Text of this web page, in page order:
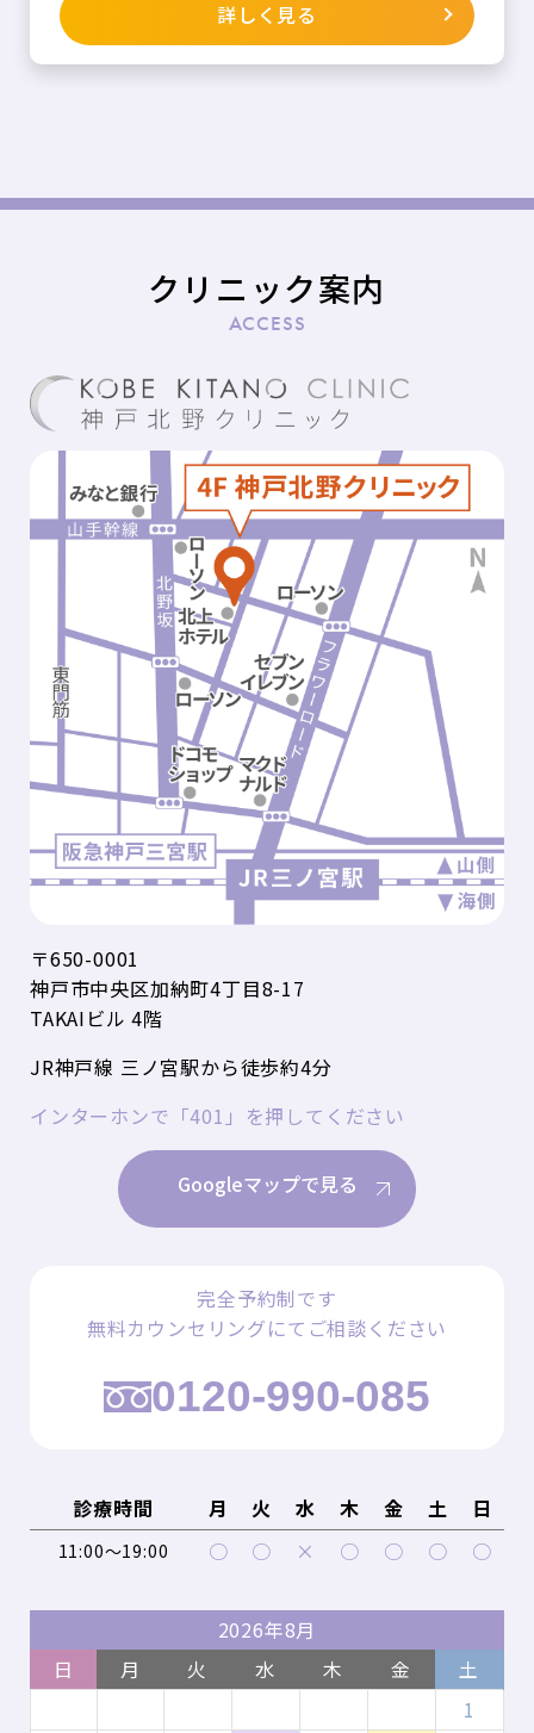
詳しく見る
クリニック案内
ACCESS
〒650-0001
神戸市中央区加納町4丁目8-17
TAKAIビル 4階
JR神戸線 三ノ宮駅から徒歩約4分
インターホンで「401」を押してください
Googleマップで見る
完全予約制です
無料カウンセリングにてご相談ください
0120-990-085
診療時間 月 火 水 木 金 土 日
11:00～19:00 ○ ○ × ○ ○ ○ ○
2026年8月
日
月 火 水 木 金
土
1